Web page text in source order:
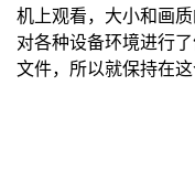
机上观看，大小和画
对各种设备环境进行
文件，所以就保持在这